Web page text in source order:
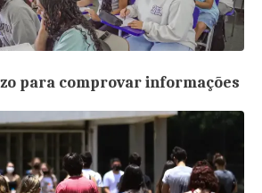
para comprovar informações